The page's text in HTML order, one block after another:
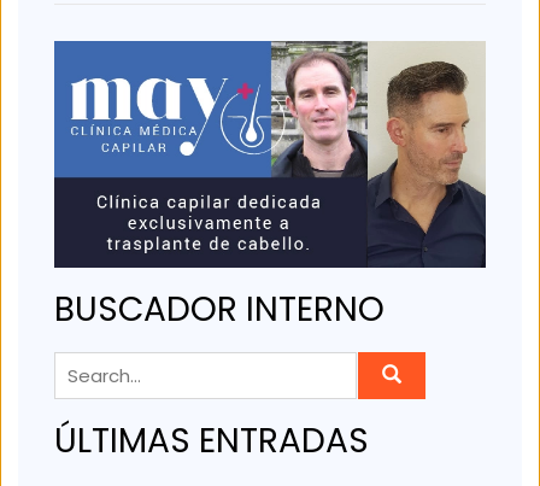
BUSCADOR INTERNO
ÚLTIMAS ENTRADAS